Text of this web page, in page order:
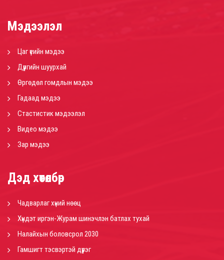
Мэдээлэл
Цаг үеийн мэдээ
Дүүргийн шуурхай
Өргөдөл гомдлын мэдээ
Гадаад мэдээ
Стастистик мэдээлэл
Видео мэдээ
Зар мэдээ
Дэд хөтөлбөр
Чадварлаг хүний нөөц
Хүндэт иргэн-Журам шинэчлэн батлах тухай
Налайхын боловсрол 2030
Гамшигт тэсвэртэй дүүрэг